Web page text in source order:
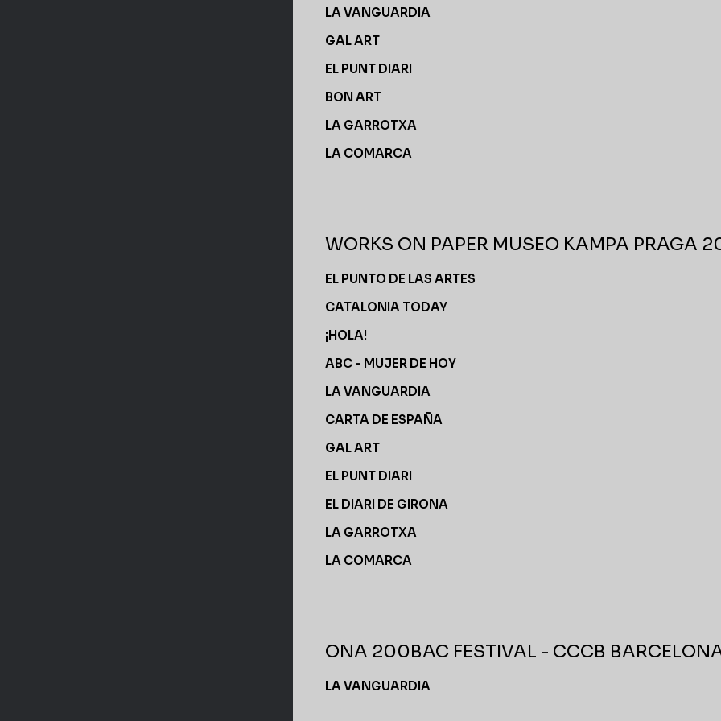
LA VANGUARDIA
GAL ART
EL PUNT DIARI
BON ART
LA GARROTXA
LA COMARCA
WORKS ON PAPER MUSEO KAMPA PRAGA
EL PUNTO DE LAS ARTES
CATALONIA TODAY
¡HOLA!
ABC - MUJER DE HOY
LA VANGUARDIA
CARTA DE ESPAÑA
GAL ART
EL PUNT DIARI
EL DIARI DE GIRONA
LA GARROTXA
LA COMARCA
ONA 200BAC FESTIVAL - CCCB
LA VANGUARDIA